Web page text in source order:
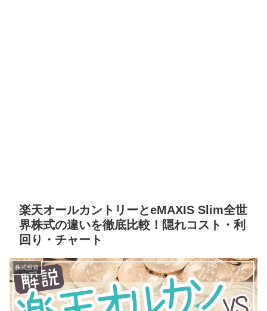
楽天オールカントリーとeMAXIS Slim全世
界株式の違いを徹底比較！隠れコスト・利
回り・チャート
株式投資